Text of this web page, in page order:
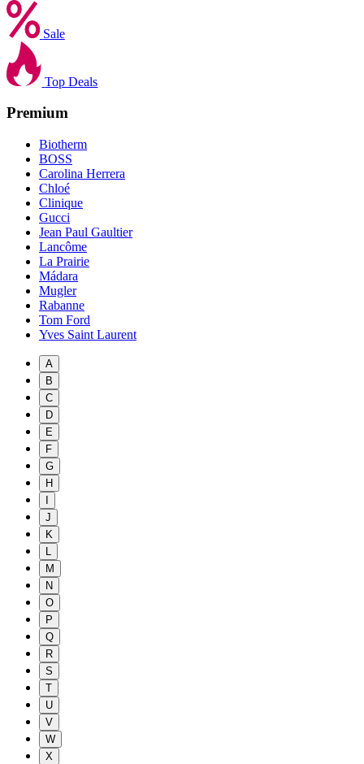
Sale
Top Deals
Premium
Biotherm
BOSS
Carolina Herrera
Chloé
Clinique
Gucci
Jean Paul Gaultier
Lancôme
La Prairie
Mádara
Mugler
Rabanne
Tom Ford
Yves Saint Laurent
A
B
C
D
E
F
G
H
J
K
L
M
N
O
P
Q
R
S
T
U
V
W
X